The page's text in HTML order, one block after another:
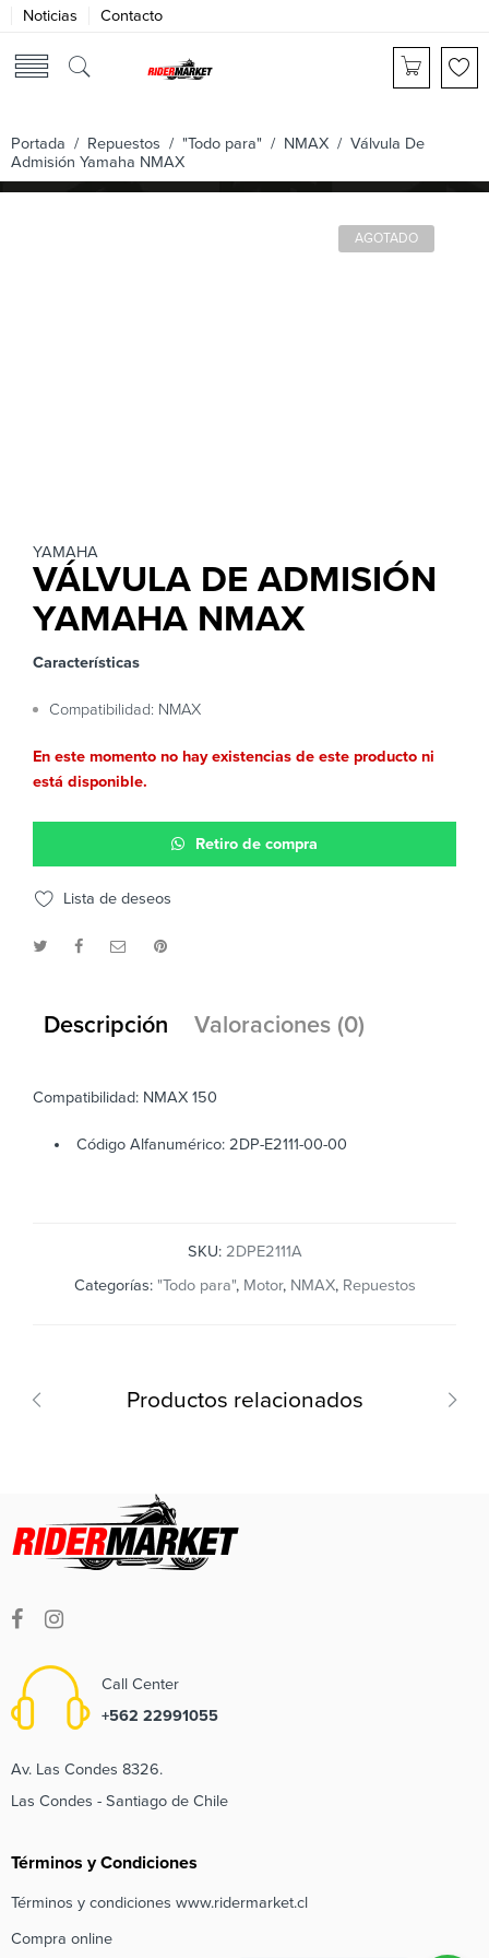
Noticias Contacto
Portada / Repuestos / "Todo para" / NMAX / Válvula De
Admisión Yamaha NMAX
AGOTADO
YAMAHA
VÁLVULA DE ADMISIÓN
YAMAHA NMAX
Características
Compatibilidad: NMAX
En este momento no hay existencias de este producto ni
está disponible.
Retiro de compra
Lista de deseos
Descripción Valoraciones (0)
Compatibilidad: NMAX 150
Código Alfanumérico: 2DP-E2111-00-00
SKU: 2DPE2111A
Categorías: "Todo para", Motor, NMAX, Repuestos
Productos relacionados
Call Center
+562 22991055
Av. Las Condes 8326.
Las Condes - Santiago de Chile
Términos y Condiciones
Términos y condiciones www.ridermarket.cl
Compra online